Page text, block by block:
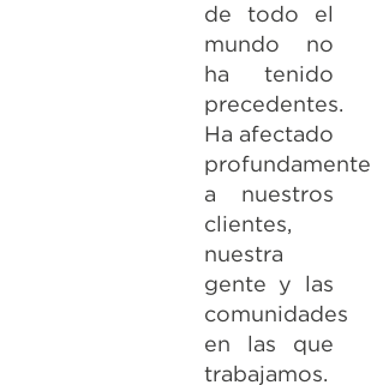
de todo el
mundo no
ha tenido
precedentes.
Ha afectado
profundamente
a nuestros
clientes,
nuestra
gente y las
comunidades
en las que
trabajamos.